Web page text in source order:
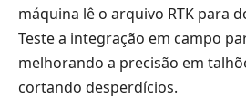
máquina lê o arquivo RTK para
Teste a integração em campo
melhorando a precisão em
cortando desperdícios.